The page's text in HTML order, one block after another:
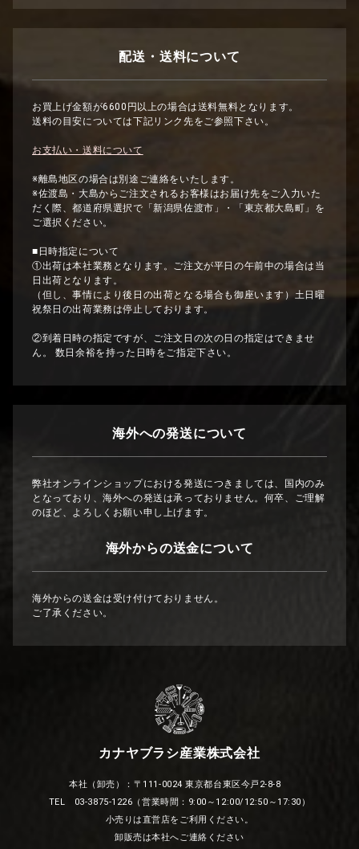
配送・送料について
お買上げ金額が6600円以上の場合は送料無料となります。
送料の目安については下記リンク先をご参照下さい。
お支払い・送料について
※離島地区の場合は別途ご連絡をいたします。
※佐渡島・大島からご注文されるお客様はお届け先をご入力いた
だく際、都道府県選択で「新潟県佐渡市」・「東京都大島町」を
ご選択ください。
■日時指定について
①出荷は本社業務となります。ご注文が平日の午前中の場合は当
日出荷となります。
（但し、事情により後日の出荷となる場合も御座います）土日曜
祝祭日の出荷業務は停止しております。
②到着日時の指定ですが、ご注文日の次の日の指定はできませ
ん。 数日余裕を持った日時をご指定下さい。
海外への発送について
弊社オンラインショップにおける発送につきましては、国内のみ
となっており、海外への発送は承っておりません。何卒、ご理解
のほど、よろしくお願い申し上げます。
海外からの送金について
海外からの送金は受け付けておりません。
ご了承ください。
カナヤブラシ産業株式会社
本社（卸売）：〒111-0024 東京都台東区今戸2-8-8
TEL 03-3875-1226（営業時間：9:00～12:00/12:50～17:30）
小売りは直営店をご利用ください。
卸販売は本社へご連絡ください